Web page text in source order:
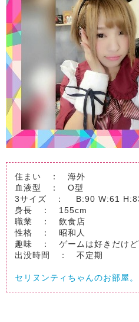
住まい ： 海外
血液型 ： O型
3サイズ ： B:90 W:61
身長 ： 155cm
職業 ： 飲食店
性格 ： 昭和人
趣味 ： ゲームは好きだけど
出没時間 ： 不定期
セリヌンティちゃんのお部屋。